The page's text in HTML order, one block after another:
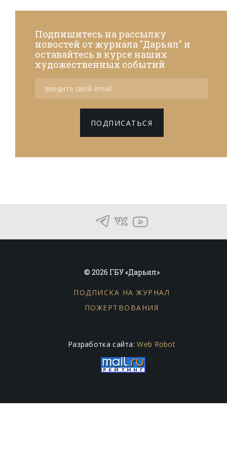
Подпишитесь на рассылку
новостей от журнала "Дарьял" и
оставайтесь в курсе наших
художественных событий
ПОДПИСАТЬСЯ
© 2026 ГБУ «Дарьял»
ПОДПИСКА НА ЖУРНАЛ
ПОЖЕРТВОВАНИЯ
Разработка сайта:Web Robot